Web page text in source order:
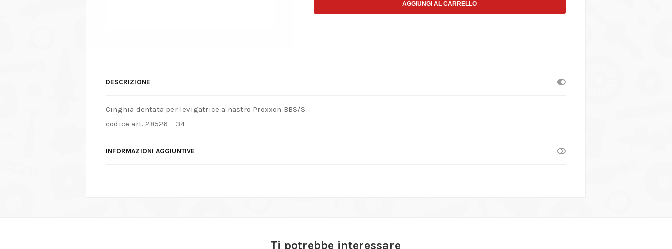
AGGIUNGI AL CARRELLO
DESCRIZIONE
Cinghia dentata per levigatrice a nastro Proxxon BBS/S
codice art. 28526 – 34
INFORMAZIONI AGGIUNTIVE
Ti potrebbe interessare